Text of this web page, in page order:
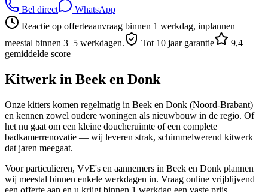
Bel direct
WhatsApp
Reactie op offerteaanvraag binnen 1 werkdag, inplannen
meestal binnen 3–5 werkdagen.
Tot 10 jaar garantie
9,4
gemiddelde score
Kitwerk in Beek en Donk
Onze kitters komen regelmatig in Beek en Donk (Noord-Brabant)
en kennen zowel oudere woningen als nieuwbouw in de regio. Of
het nu gaat om een kleine doucheruimte of een complete
badkamerrenovatie — wij leveren strak, schimmelwerend kitwerk
dat jaren meegaat.
Voor particulieren, VvE's en aannemers in Beek en Donk plannen
wij meestal binnen enkele werkdagen in. Vraag online vrijblijvend
een offerte aan en u krijgt binnen 1 werkdag een vaste prijs.